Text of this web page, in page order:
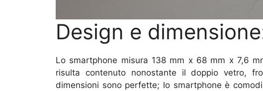
Design e
Lo smartphone misura 138 mm x 68 mm x 7,6
risulta contenuto nonostante il doppio vetro,
dimensioni sono perfette; lo smartphone è